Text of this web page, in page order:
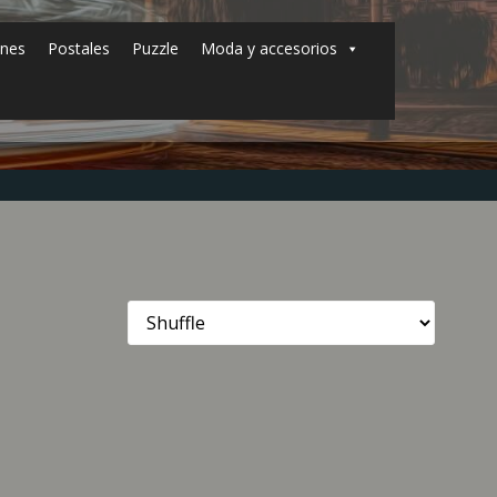
Postales Puzzle Moda y accesorios